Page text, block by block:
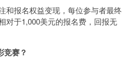
和报名权益变现，每位参与者最终
对于1,000美元的报名费，回报无
赛？